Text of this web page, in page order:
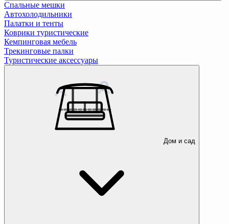
Спальные мешки
Автохолодильники
Палатки и тенты
Коврики туристические
Кемпинговая мебель
Трекинговые палки
Туристические аксессуары
Дом и сад